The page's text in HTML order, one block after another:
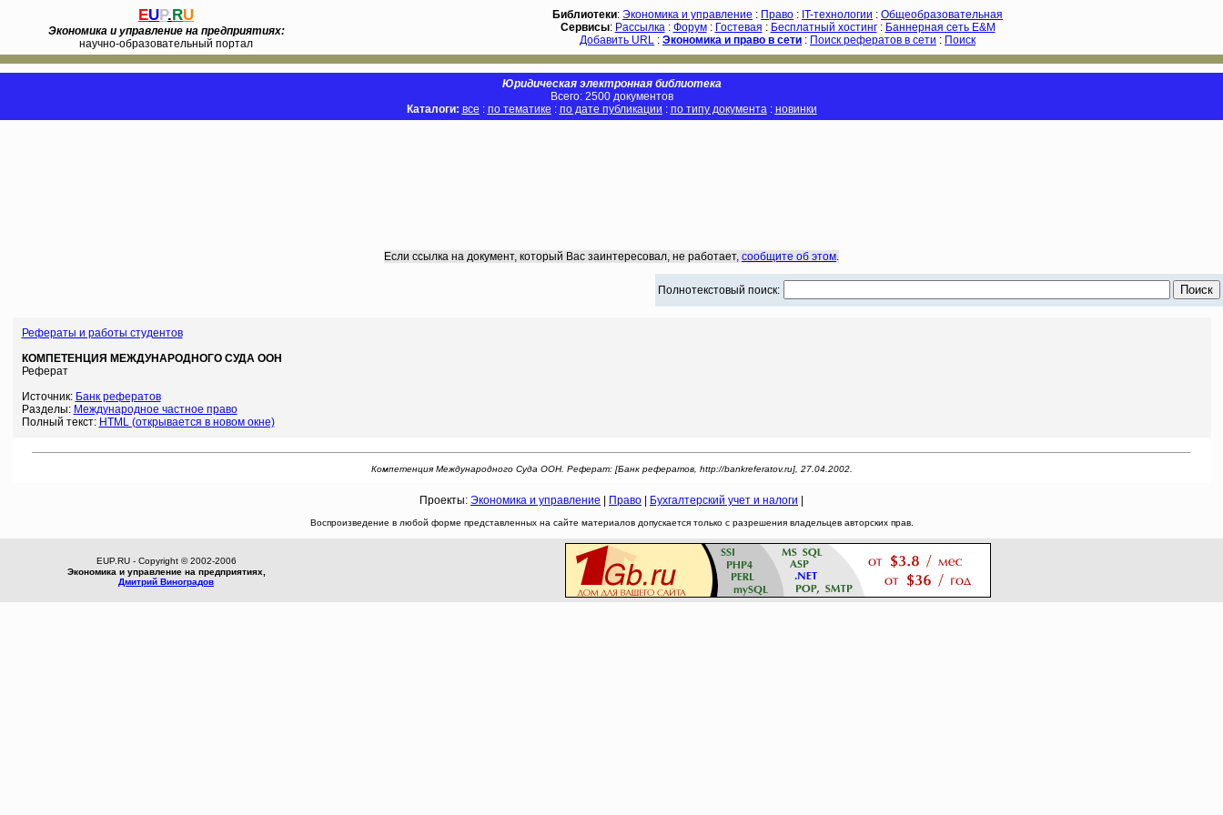
EUP.RU
Экономика и управление на предприятиях:
научно-образовательный портал
Библиотеки: Экономика и управление : Право : IT-технологии : Общеобразовательная
Сервисы: Рассылка: Форум: Гостевая : Бесплатный хостинг: Баннерная сеть E&M
Добавить URL : Экономика и право в сети : Поиск рефератов в сети : Поиск
Юридическая электронная библиотека
Всего: 2500 документов
Каталоги: все : по тематике : по дате публикации : по типу документа: новинки
Если ссылка на документ, который Вас заинтересовал, не работает, сообщите об этом.
Полнотекстовый поиск:
Рефераты и работы студентов
КОМПЕТЕНЦИЯ МЕЖДУНАРОДНОГО СУДА ООН
Реферат
Источник: Банк рефератов
Разделы: Международное частное право
Полный текст: HTML (открывается в новом окне)
Компетенция Международного Суда ООН. Реферат: [Банк рефератов, http://bankreferatov.ru], 27.04.2002.
Проекты: Экономика и управление Право Бухгалтерский учет и налоги
Воспроизведение в любой форме представленных на сайте материалов допускается только с разрешения владельцев авторских прав.
EUP.RU - Copyright © 2002-2006
Экономика и управление на предприятиях,
Дмитрий Виноградов